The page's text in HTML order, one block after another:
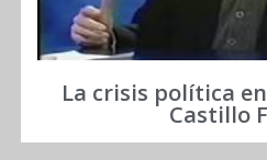
La crisis política
Castillo